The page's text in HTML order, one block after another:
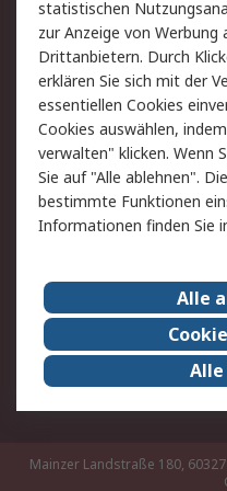
Hilfe
Rechtliches
AGB
Cookie-Richtlinie
Copyright/Impressum
Karriere bei RS
Qualität/Umwelt/
Event-Center
Mainzer Landstraße 180,
statistischen
zur Anzeige von Werbung
Drittanbietern. Durch
erklären Sie sich mit der
essentiellen Cookies
Cookies auswählen,
verwalten" klicken. Wenn
Sie auf "Alle ablehnen".
bestimmte Funktionen
Informationen finden Sie
Alle